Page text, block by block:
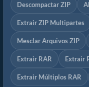
Descompactar ZIP
Extrair ZIP Multipartes
Mesclar Arquivos ZIP
Extrair RAR Extrair
Extrair Múltiplos RAR